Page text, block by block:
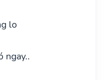
lo
ngay..